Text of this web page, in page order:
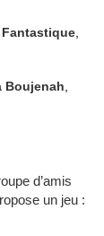
Fantastique
Boujenah
d’amis
un jeu :